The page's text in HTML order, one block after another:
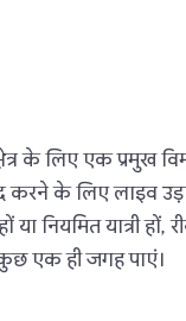
के लिए एक प्रमुख
करने के लिए लाइव
नियमित यात्री हों,
एक ही जगह पाएं।